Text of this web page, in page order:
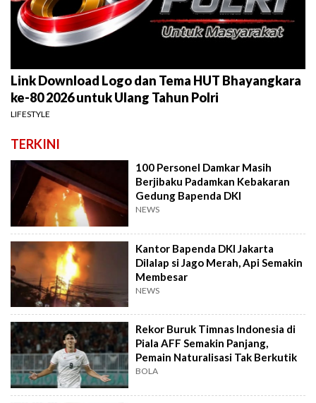
Link Download Logo dan Tema HUT Bhayangkara
ke-80 2026 untuk Ulang Tahun Polri
LIFESTYLE
TERKINI
100 Personel Damkar Masih
Berjibaku Padamkan Kebakaran
Gedung Bapenda DKI
NEWS
Kantor Bapenda DKI Jakarta
Dilalap si Jago Merah, Api Semakin
Membesar
NEWS
Rekor Buruk Timnas Indonesia di
Piala AFF Semakin Panjang,
Pemain Naturalisasi Tak Berkutik
BOLA